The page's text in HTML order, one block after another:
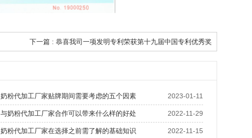
下一篇 : 恭喜我司一项发明专利荣获第十九届中国专利优秀奖
2023-01-11
奶粉代加工厂家贴牌期间需要考虑的五个因素
2022-11-29
与奶粉代加工厂家合作可以带来什么样的好处
2022-11-15
奶粉代加工厂家在选择之前需了解的基础知识